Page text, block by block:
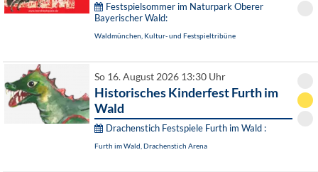
Festspielsommer im Naturpark Oberer
Bayerischer Wald:
Waldmünchen, Kultur- und Festspieltribüne
So 16. August 2026 13:30 Uhr
Historisches Kinderfest Furth im
Wald
Drachenstich Festspiele Furth im Wald :
Furth im Wald, Drachenstich Arena